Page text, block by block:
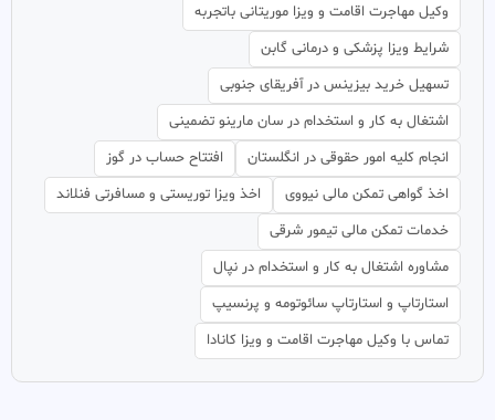
وکیل مهاجرت اقامت و ویزا موریتانی باتجربه
شرایط ویزا پزشکی و درمانی گابن
تسهیل خرید بیزینس در آفریقای جنوبی
اشتغال به کار و استخدام در سان مارینو تضمینی
انجام کلیه امور حقوقی در انگلستان
افتتاح حساب در گوز
اخذ گواهی تمکن مالی نیووی
اخذ ویزا توریستی و مسافرتی فنلاند
خدمات تمکن مالی تیمور شرقی
مشاوره اشتغال به کار و استخدام در نپال
استارتاپ و استارتاپ سائوتومه و پرنسیپ
تماس با وکیل مهاجرت اقامت و ویزا کانادا